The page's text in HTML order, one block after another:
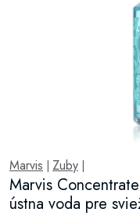
Marvis Zuby
Marvis
ústna voda pre